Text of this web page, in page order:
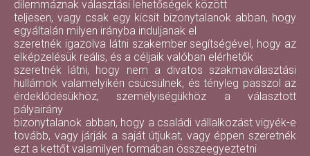
dilemmáznak választási lehetőségek között
teljesen, vagy csak egy kicsit bizonytalanok abban, hogy
egyáltalán milyen irányba induljanak el
szeretnék igazolva látni szakember segítségével, hogy az
elképzelésük reális, és a céljaik valóban elérhetők
szeretnék látni, hogy nem a divatos szakmaválasztási
hullámok valamelyikén csücsülnek, és tényleg passzol az
érdeklődésükhöz, személyiségükhöz a választott
pályairány
bizonytalanok abban, hogy a családi vállalkozást vigyék-e
tovább, vagy járják a saját útjukat, vagy éppen szeretnék
ezt a kettőt valamilyen formában összeegyeztetni